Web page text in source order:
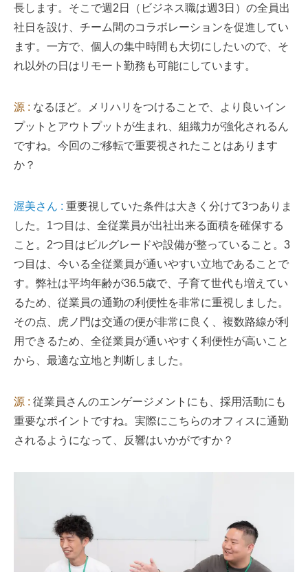
長します。そこで週2日（ビジネス職は週3日）の全員出
社日を設け、チーム間のコラボレーションを促進してい
ます。一方で、個人の集中時間も大切にしたいので、そ
れ以外の日はリモート勤務も可能にしています。
源 : なるほど。メリハリをつけることで、より良いイン
プットとアウトプットが生まれ、組織力が強化されるん
ですね。今回のご移転で重要視されたことはあります
か？
渥美さん : 重要視していた条件は大きく分けて3つありま
した。1つ目は、全従業員が出社出来る面積を確保する
こと。2つ目はビルグレードや設備が整っていること。3
つ目は、今いる全従業員が通いやすい立地であることで
す。弊社は平均年齢が36.5歳で、子育て世代も増えてい
るため、従業員の通勤の利便性を非常に重視しました。
その点、虎ノ門は交通の便が非常に良く、複数路線が利
用できるため、全従業員が通いやすく利便性が高いこと
から、最適な立地と判断しました。
源 : 従業員さんのエンゲージメントにも、採用活動にも
重要なポイントですね。実際にこちらのオフィスに通勤
されるようになって、反響はいかがですか？